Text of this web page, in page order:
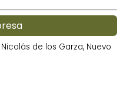
de los Garza, Nuevo